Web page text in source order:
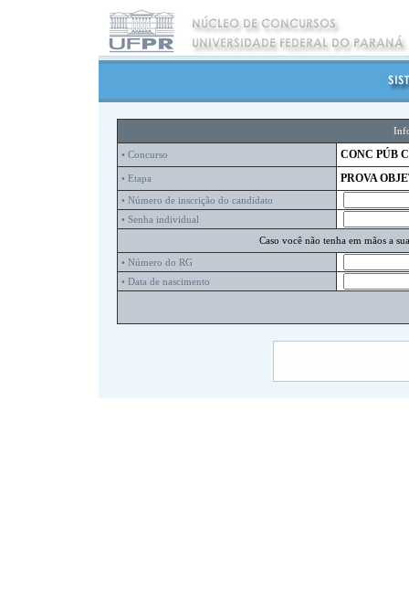
• Concurso CONC PÚB
• Etapa PROVA
• Número de inscrição do candidato
• Senha individual
Caso você não tenha em mãos a
• Número do RG
• Data de nascimento